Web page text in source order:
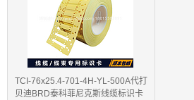
TCI-76x25.4-701-4H-YL-500A代打
贝迪BRD泰科菲尼克斯线缆标识卡